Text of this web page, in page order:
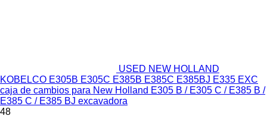
USED NEW HOLLAND
KOBELCO E305B E305C E385B E385C E385BJ E335 EXC
caja de cambios para New Holland E305 B / E305 C / E385 B /
E385 C / E385 BJ excavadora
48